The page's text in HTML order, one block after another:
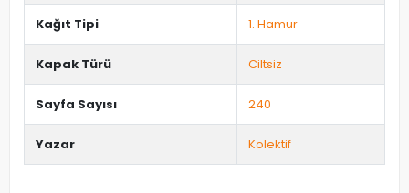
Kağıt Tipi 1. Hamur
Kapak Türü Ciltsiz
Sayfa Sayısı 240
Yazar Kolektif